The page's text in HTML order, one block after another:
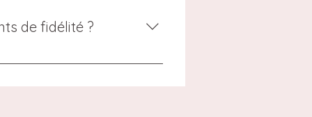
de fidélité ?
vous simplement sur notre